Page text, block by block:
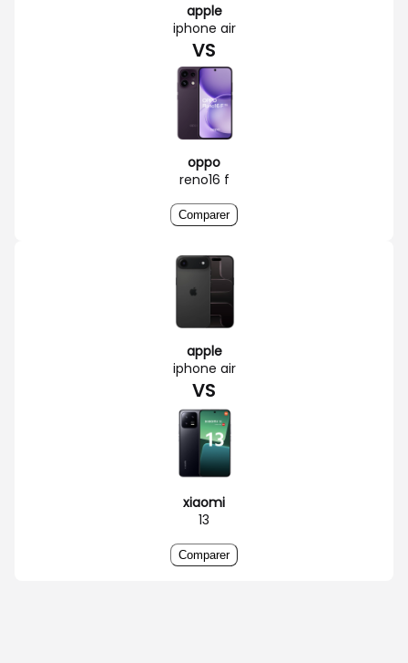
apple
iphone air
VS
oppo
reno16 f
Comparer
apple
iphone air
VS
xiaomi
13
Comparer